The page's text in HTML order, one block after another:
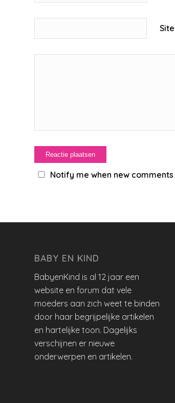
Site
Notify me when new
BABY EN KIND
BabyenKind is al 12 jaar een
website en forum dat vele
moeders aan zich weet te binden
door haar begrijpelijke artikelen
en hartelijke toon. Dagelijks
verschijnen er nieuwe
onderwerpen en artikelen.